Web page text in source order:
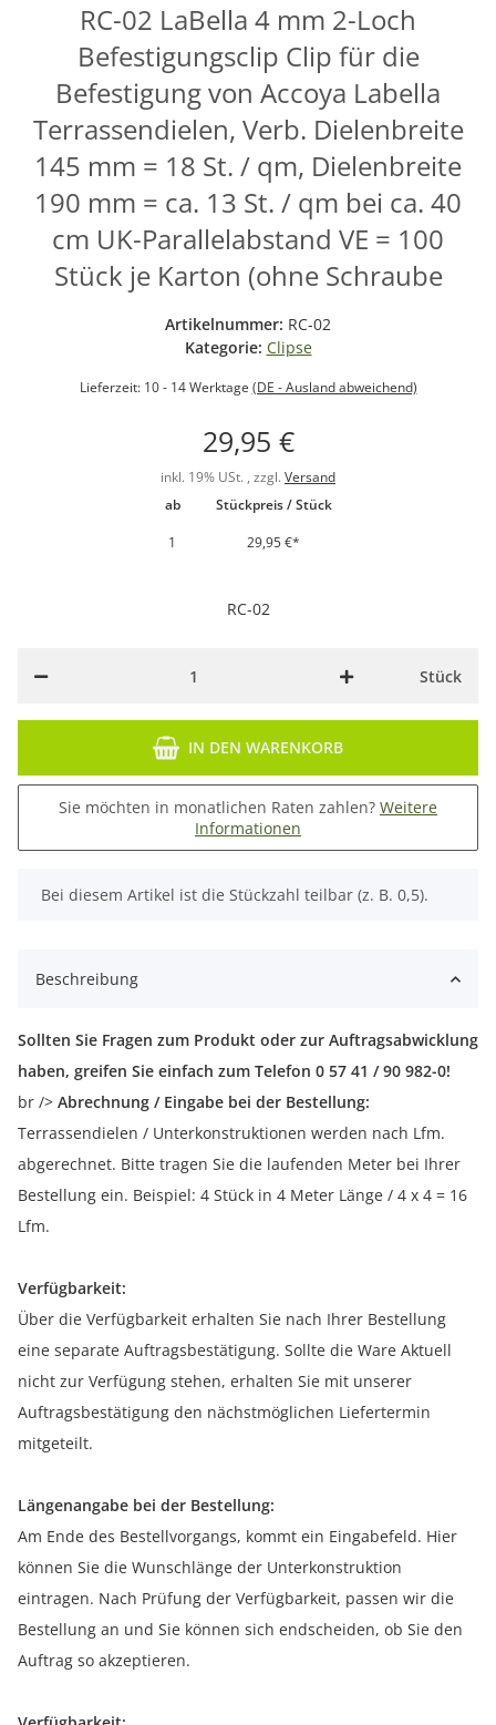
RC-02 LaBella 4 mm 2-Loch
Befestigungsclip Clip für die
Befestigung von Accoya Labella
Terrassendielen, Verb. Dielenbreite
145 mm = 18 St. / qm, Dielenbreite
190 mm = ca. 13 St. / qm bei ca. 40
cm UK-Parallelabstand VE = 100
Stück je Karton (ohne Schraube
Artikelnummer: RC-02
Kategorie: Clipse
Lieferzeit: 10 - 14 Werktage (DE - Ausland abweichend)
29,95 €
inkl. 19% USt. , zzgl. Versand
ab
Stückpreis / Stück
1
29,95 €*
RC-02
Stück
IN DEN WARENKORB
Sie möchten in monatlichen Raten zahlen? Weitere
Informationen
x
Bei diesem Artikel ist die Stückzahl teilbar (z. B. 0,5).
Beschreibung
Sollten Sie Fragen zum Produkt oder zur Auftragsabwicklung
haben, greifen Sie einfach zum Telefon 0 57 41 / 90 982-0!
br /> Abrechnung / Eingabe bei der Bestellung:
Terrassendielen / Unterkonstruktionen werden nach Lfm.
abgerechnet. Bitte tragen Sie die laufenden Meter bei Ihrer
Bestellung ein. Beispiel: 4 Stück in 4 Meter Länge / 4 x 4 = 16
Lfm.
Verfügbarkeit:
Über die Verfügbarkeit erhalten Sie nach Ihrer Bestellung
eine separate Auftragsbestätigung. Sollte die Ware Aktuell
nicht zur Verfügung stehen, erhalten Sie mit unserer
Auftragsbestätigung den nächstmöglichen Liefertermin
mitgeteilt.
Längenangabe bei der Bestellung:
Am Ende des Bestellvorgangs, kommt ein Eingabefeld. Hier
können Sie die Wunschlänge der Unterkonstruktion
eintragen. Nach Prüfung der Verfügbarkeit, passen wir die
Bestellung an und Sie können sich endscheiden, ob Sie den
Auftrag so akzeptieren.